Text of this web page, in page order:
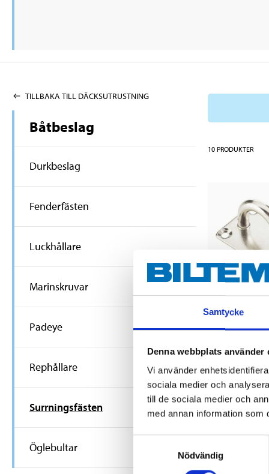
Samtycke
Denna webbplats använder
Vi använder
sociala medier och
till de sociala medier och
med annan information som
Nödvändig
TILLBAKA TILL DÄCKSUTRUSTNING
Båtbeslag
Durkbeslag
Fenderfästen
Luckhållare
Marinskruvar
Padeye
Rephållare
Surrningsfästen
Öglebultar
10 PRODUKTER
36
25-0340
Finns i lager i
65 varuhus